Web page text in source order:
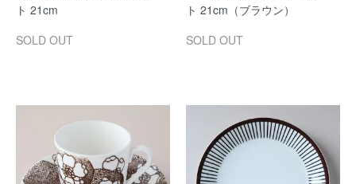
ト 21cm
SOLD OUT
ト 21cm（ブラウン）
SOLD OUT